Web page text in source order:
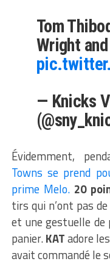
Tom
Wright
— Knicks
Évidemment,
Towns se prend
prime Melo. 20
tirs qui n’ont pas
et une gestuelle de
panier.KATadore
avait commandé le